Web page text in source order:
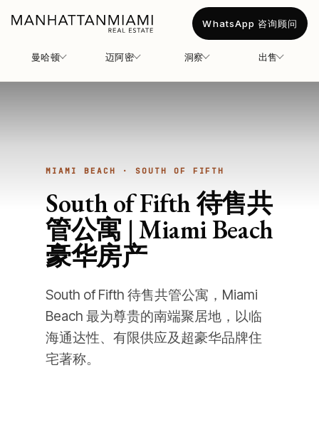
曼哈顿 迈阿密 洞察 出售
WhatsApp 咨询顾问
MIAMI BEACH · SOUTH OF FIFTH
South of Fifth 待售共
管公寓 | Miami Beach
豪华房产
South of Fifth 待售共管公寓，Miami
Beach 最为尊贵的南端聚居地，以临
海通达性、有限供应及超豪华品牌住
宅著称。